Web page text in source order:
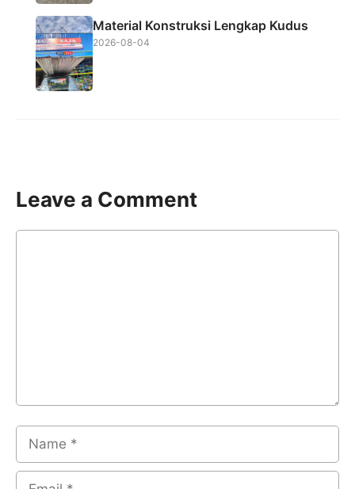
Material Konstruksi Lengkap Kudus
2026-08-04
Leave a Comment
Comment
Name
Email